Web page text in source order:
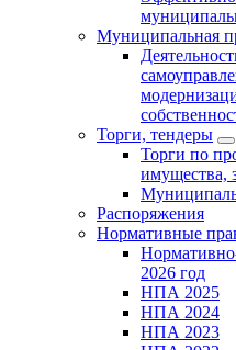
Муниципальная
Торги, тендеры
Торги по
имущества,
Распоряжения
Нормативные
2026 год
НПА 2025
НПА 2024
НПА 2023